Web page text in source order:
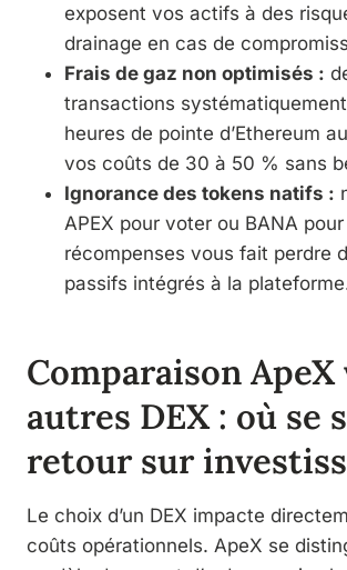
exposent vos actifs à des
drainage en cas de
Frais de gaz non optimisés :
transactions
heures de pointe d’Ethereum
vos coûts de 30 à 50 % sans
Ignorance des tokens natifs :
APEX pour voter ou BANA
récompenses vous fait perdre
passifs intégrés à la
Comparaison ApeX
autres DEX : où se
retour sur
Le choix d’un DEX impacte
coûts opérationnels. ApeX se